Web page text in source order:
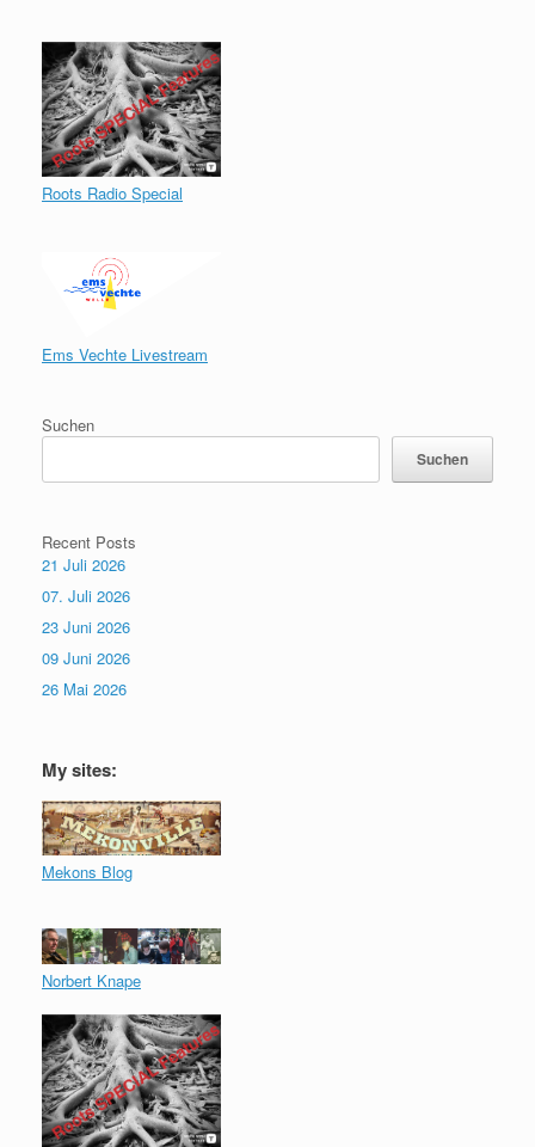
Roots Radio Special
Ems Vechte Livestream
Suchen
Suchen
Recent Posts
21 Juli 2026
07. Juli 2026
23 Juni 2026
09 Juni 2026
26 Mai 2026
My sites:
Mekons Blog
Norbert Knape